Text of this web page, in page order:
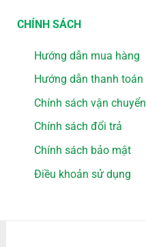
CHÍNH SÁCH
Hướng dẫn mua hàng
Hướng dẫn thanh toán
Chính sách vận chuyển
Chính sách đổi trả
Chính sách bảo mật
Điều khoản sử dụng